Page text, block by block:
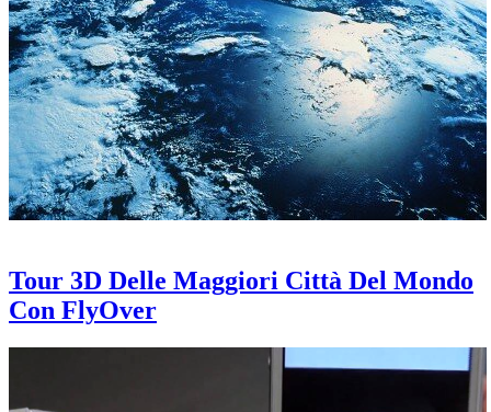
Tour 3D Delle Maggiori Città Del Mondo
Con FlyOver